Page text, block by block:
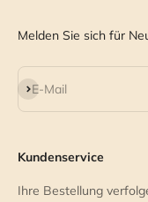
Melden Sie sich für
E-Mail
Abonnieren
Kundenservice
Ihre Bestellung